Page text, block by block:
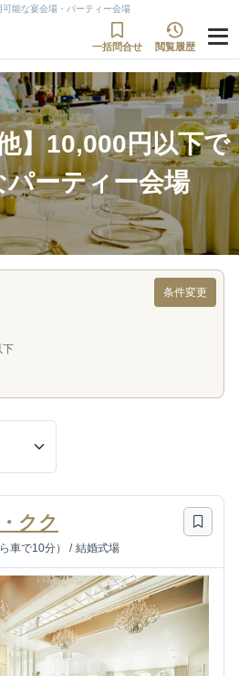
能な宴会場・パーティー会場
一括問合せ 閲覧履歴
】10,000円以下で
パーティー会場
条件変更
下
クク
車で10分） / 結婚式場